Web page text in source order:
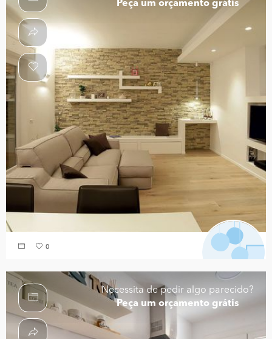
Peça um orçamento grátis
0
Necessita de pedir algo parecido?
Peça um orçamento grátis